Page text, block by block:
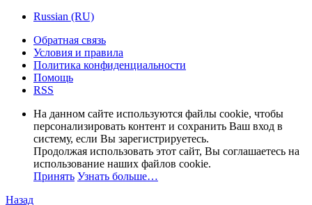
Russian (RU)
Обратная связь
Условия и правила
Политика конфиденциальности
Помощь
RSS
На данном сайте используются файлы cookie, чтобы
персонализировать контент и сохранить Ваш вход в
систему, если Вы зарегистрируетесь.
Продолжая использовать этот сайт, Вы соглашаетесь на
использование наших файлов cookie.
Принять Узнать больше…
Назад